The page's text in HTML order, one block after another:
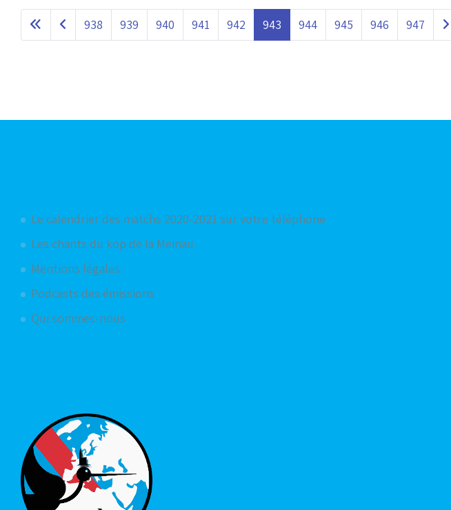
938 939 940 941 942 943 944 945 946 947
Le calendrier des matchs 2020-2021 sur votre téléphone
Les chants du kop de la Meinau
Mentions légales
Podcasts des émissions
Qui sommes-nous